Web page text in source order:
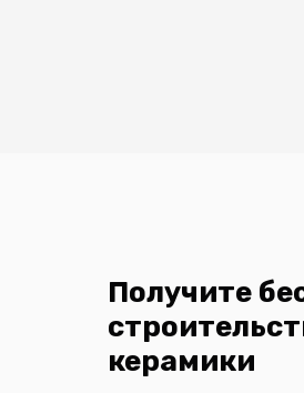
Получите
керамики